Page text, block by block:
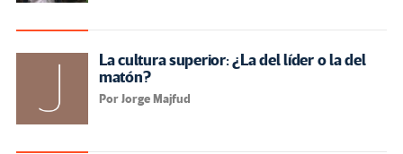
La cultura superior: ¿La del líder o la del
matón?
Por Jorge Majfud